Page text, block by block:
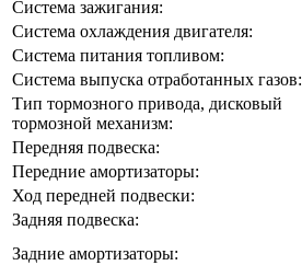
Система зажигания:
Система охлаждения двигателя:
Система питания топливом:
Система выпуска отработанных газов:
Тип тормозного привода, дисковый
тормозной механизм:
Передняя подвеска:
Передние амортизаторы:
Ход передней подвески:
Задняя подвеска:
Задние амортизаторы: